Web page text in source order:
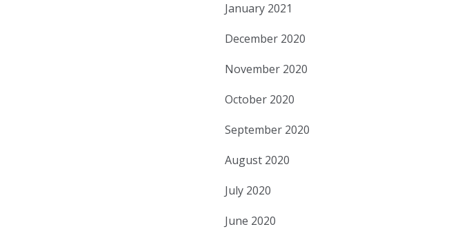
January 2021
December 2020
November 2020
October 2020
September 2020
August 2020
July 2020
June 2020